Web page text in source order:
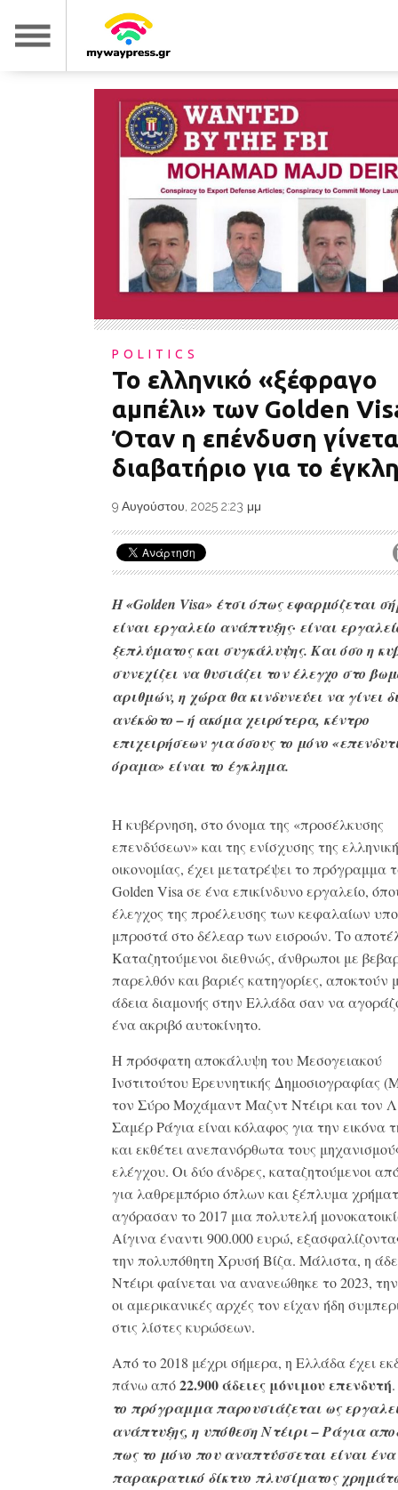
POLITICS
Το ελληνικό «ξέφραγο
αμπέλι» των Golden
Όταν η επένδυση
διαβατήριο για το
9 Αυγούστου, 2025 2:23 μμ
Η «Golden Visa» έτσι όπως εφαρμόζεται
είναι εργαλείο ανάπτυξης· είναι
ξεπλύματος και συγκάλυψης. Και όσο η
συνεχίζει να θυσιάζει τον έλεγχο στο
αριθμών, η χώρα θα κινδυνεύει να γίνει
ανέκδοτο – ή ακόμα χειρότερα, κέντρο
επιχειρήσεων για όσους το μόνο
όραμα» είναι το έγκλημα.
Η κυβέρνηση, στο όνομα της «προσέλκυσης
επενδύσεων» και της ενίσχυσης της
οικονομίας, έχει μετατρέψει το πρόγραμμα
Golden Visa σε ένα επικίνδυνο εργαλείο,
έλεγχος της προέλευσης των κεφαλαίων
μπροστά στο δέλεαρ των εισροών. Το
Καταζητούμενοι διεθνώς, άνθρωποι με
παρελθόν και βαριές κατηγορίες, αποκτούν
άδεια διαμονής στην Ελλάδα σαν να
ένα ακριβό αυτοκίνητο.
Η πρόσφατη αποκάλυψη του Μεσογειακού
Ινστιτούτου Ερευνητικής Δημοσιογραφίας
τον Σύρο Μοχάμαντ Μαζντ Ντέιρι και τον
Σαμέρ Ράγια είναι κόλαφος για την εικόνα
και εκθέτει ανεπανόρθωτα τους
ελέγχου. Οι δύο άνδρες, καταζητούμενοι
για λαθρεμπόριο όπλων και ξέπλυμα
αγόρασαν το 2017 μια πολυτελή
Αίγινα έναντι 900.000 ευρώ,
την πολυπόθητη Χρυσή Βίζα. Μάλιστα, η
Ντέιρι φαίνεται να ανανεώθηκε το 2023,
οι αμερικανικές αρχές τον είχαν ήδη
στις λίστες κυρώσεων.
Από το 2018 μέχρι σήμερα, η Ελλάδα έχει
πάνω από22.900 άδειες μόνιμου επενδυτή
το πρόγραμμα παρουσιάζεται ως
ανάπτυξης, η υπόθεση Ντέιρι – Ράγια
πως το μόνο που αναπτύσσεται είναι ένα
παρακρατικό δίκτυο πλυσίματος